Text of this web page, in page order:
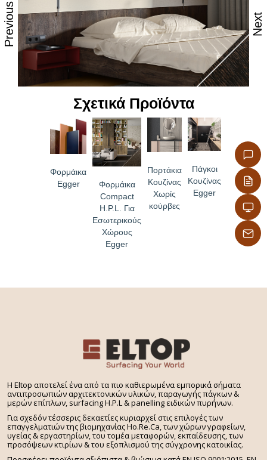
– Δυνατότητα εύκολου καθημερινού καθαρισμού
– Επιφάνεια απόλυτα υγιεινή
– Υψηλή αντοχή στον αποχρωματισμό και το
θάμπωμα
– Υψηλή αντοχή στα χημικά
– Υψηλή αισθητική, υφή και αφή
Previous Next
Σχετικά Προϊόντα
Φορμάικα
Egger
Φορμάικα
Compact
H.P.L. Για
Εσωτερικούς
Χώρους
Egger
Πορτάκια
Κουζίνας
Χωρίς
κούρβες
Πάγκοι
Κουζίνας
Egger
H Eltop αποτελεί ένα από τα πιο καθιερωμένα εμπορικά σήματα
αντιπροσωπιών αρχιτεκτονικών υλικών, παραγωγής πάγκων &
μερών επίπλων, surfacing H.P.L & panelling ειδικών πυρήνων.
Για σχεδόν τέσσερις δεκαετίες κυριαρχεί στις επιλογές των
επαγγελματιών της βιομηχανίας Ho.Re.Ca, των χώρων γραφείων,
υγείας & εργαστηρίων, του τομέα μεταφορών, εκπαίδευσης, των
προσόψεων κτιρίων & του εξοπλισμού της σύγχρονης κατοικίας.